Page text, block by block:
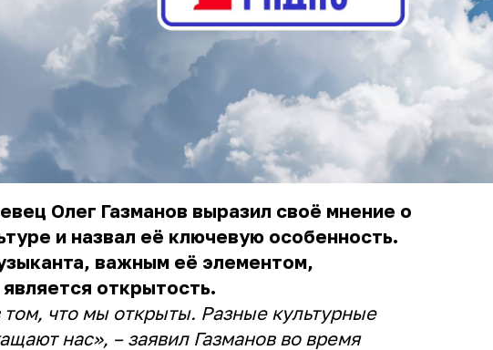
Олег Газманов выразил своё мнение о
и назвал её ключевую особенность.
важным её элементом,
открытость.
что мы открыты. Разные культурные
нас», – заявил Газманов во время